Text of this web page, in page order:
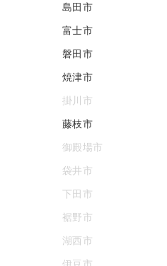
島田市
富士市
磐田市
焼津市
掛川市
藤枝市
御殿場市
袋井市
下田市
裾野市
湖西市
伊豆市